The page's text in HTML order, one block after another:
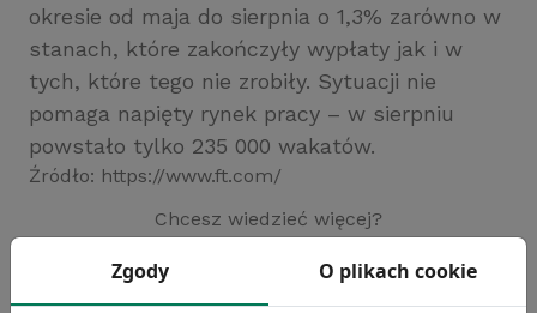
okresie od maja do sierpnia o 1,3% zarówno w
stanach, które zakończyły wypłaty jak i w
tych, które tego nie zrobiły. Sytuacji nie
pomaga napięty rynek pracy – w sierpniu
powstało tylko 235 000 wakatów.
Źródło: https://www.ft.com/
Chcesz wiedzieć więcej?
Zgody O plikach cookie